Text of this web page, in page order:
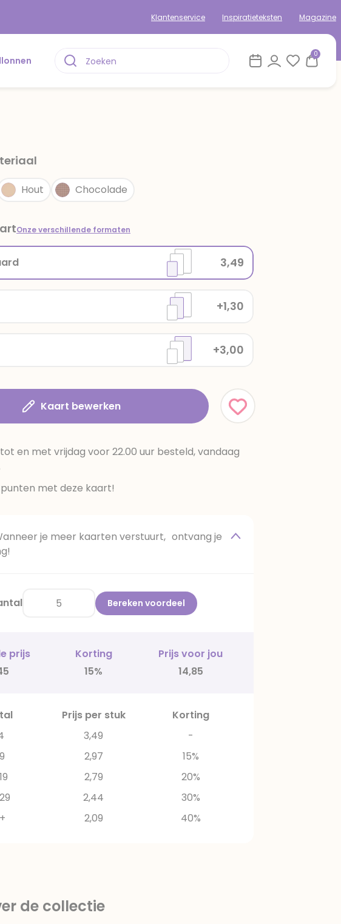
Klantenservice Inspiratieteksten Magazine
0
Hout Chocolade
Onze verschillende formaten
+3,00
+1,30
3,49
Kaart bewerken
en met vrijdag voor 22.00 uur besteld, vandaag
met deze kaart!
je meer kaarten verstuurt, ontvang je
Bereken voordeel
prijs Korting
Prijs voor jou
15% 14,85
Prijs per stuk
Korting
3,49
-
2,97
15%
2,79
20%
2,44
30%
2,09 40%
de collectie